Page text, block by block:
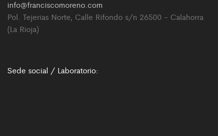
info@franciscomoreno.com
Pol. Tejerias Norte, Calle Rifondo s/n 26500 - Calahorra
(La Rioja)
Sede social / Laboratorio: